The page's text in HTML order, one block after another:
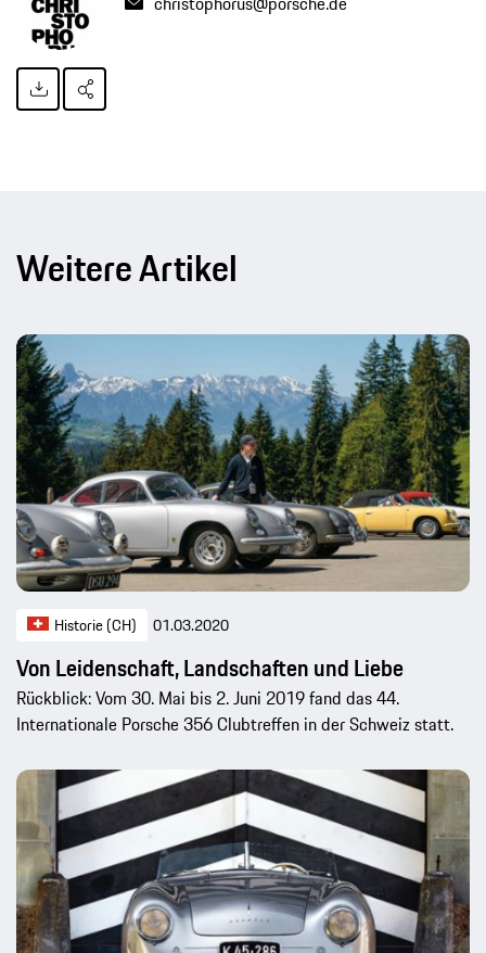
Weitere Artikel
Historie (CH) 01.03.2020
Von Leidenschaft, Landschaften und Liebe
Rückblick: Vom 30. Mai bis 2. Juni 2019 fand das 44.
Internationale Porsche 356 Clubtreffen in der Schweiz statt.